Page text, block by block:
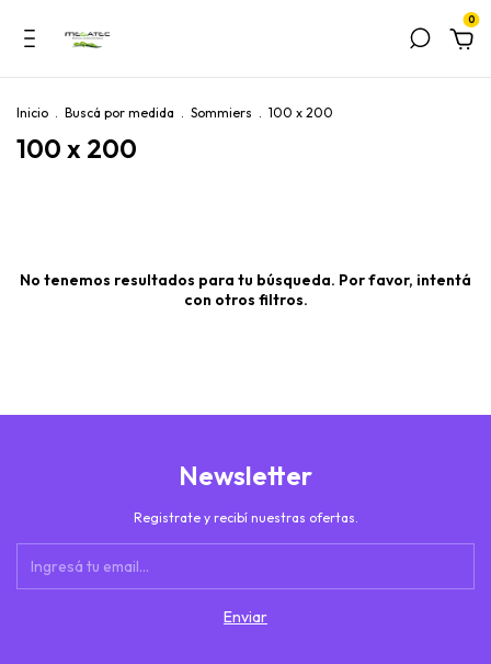
0
Inicio . Buscá por medida . Sommiers . 100 x 200
100 x 200
No tenemos resultados para tu búsqueda. Por favor, intentá
con otros filtros.
Newsletter
Registrate y recibí nuestras ofertas.